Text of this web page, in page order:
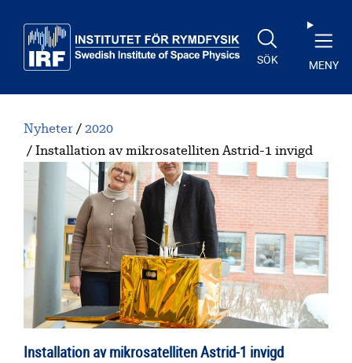
SÖK MENY
Nyheter
2020
Installation av mikrosatelliten Astrid-1 invigd
Installation av mikrosatelliten Astrid-1 invigd